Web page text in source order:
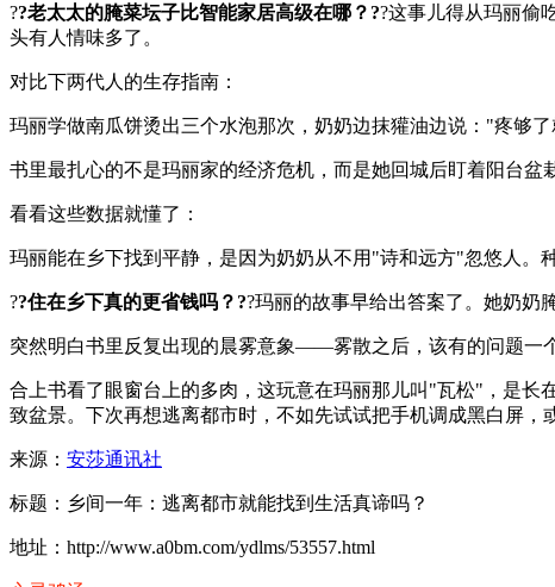
??老太太的腌菜坛子比智能家居高级在哪？??这事儿得从玛丽偷
头有人情味多了。
对比下两代人的生存指南：
玛丽学做南瓜饼烫出三个水泡那次，奶奶边抹獾油边说："疼够
书里最扎心的不是玛丽家的经济危机，而是她回城后盯着阳台
看看这些数据就懂了：
玛丽能在乡下找到平静，是因为奶奶从不用"诗和远方"忽悠人。
??住在乡下真的更省钱吗？??玛丽的故事早给出答案了。她奶奶
突然明白书里反复出现的晨雾意象——雾散之后，该有的问题一
合上书看了眼窗台上的多肉，这玩意在玛丽那儿叫"瓦松"，是
致盆景。下次再想逃离都市时，不如先试试把手机调成黑白屏，
来源： 安莎通讯社
标题：乡间一年：逃离都市就能找到生活真谛吗？
地址：http://www.a0bm.com/ydlms/53557.html